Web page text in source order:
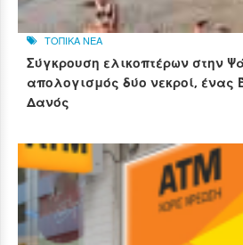
ΤΟΠΙΚΑ ΝΕΑ
Σύγκρουση ελικοπτέρων στην
απολογισμός δύο νεκροί, ένας
Δανός